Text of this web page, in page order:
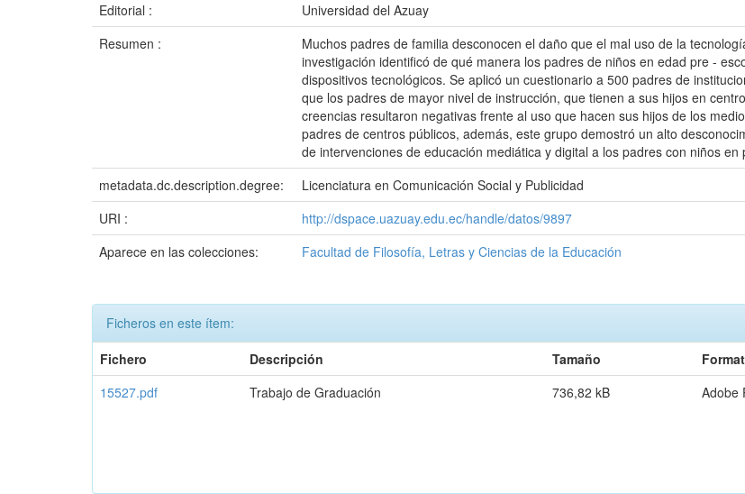
Editorial :
Universidad del Azuay
Resumen :
Muchos padres de familia desconocen el daño que el mal uso de la
investigación identificó de qué manera los padres de niños en edad pre -
dispositivos tecnológicos. Se aplicó un cuestionario a 500 padres de
que los padres de mayor nivel de instrucción, que tienen a sus hijos en
creencias resultaron negativas frente al uso que hacen sus hijos de los
padres de centros públicos, además, este grupo demostró un alto
de intervenciones de educación mediática y digital a los padres con niños en
metadata.dc.description.degree:
Licenciatura en Comunicación Social y Publicidad
URI :
http://dspace.uazuay.edu.ec/handle/datos/9897
Aparece en las colecciones:
Facultad de Filosofía, Letras y Ciencias de la Educación
Ficheros en este ítem:
Fichero
Descripción Tamaño
15527.pdf
Trabajo de Graduación 736,82 kB Adobe